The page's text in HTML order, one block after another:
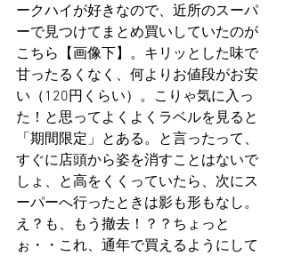
ークハイが好きなので、近所のスーパ
ーで見つけてまとめ買いしていたのが
こちら【画像下】。キリッとした味で
甘ったるくなく、何よりお値段がお安
い（120円くらい）。こりゃ気に入っ
た！と思ってよくよくラベルを見ると
「期間限定」とある。と言ったって、
すぐに店頭から姿を消すことはないで
しょ、と高をくくっていたら、次にス
ーパーへ行ったときは影も形もなし。
え？も、もう撤去！？？ちょっと
ぉ・・これ、通年で買えるようにして